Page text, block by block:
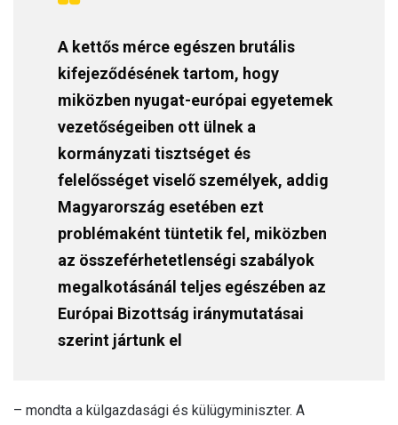
A kettős mérce egészen brutális
kifejeződésének tartom, hogy
miközben nyugat-európai egyetemek
vezetőségeiben ott ülnek a
kormányzati tisztséget és
felelősséget viselő személyek, addig
Magyarország esetében ezt
problémaként tüntetik fel, miközben
az összeférhetetlenségi szabályok
megalkotásánál teljes egészében az
Európai Bizottság iránymutatásai
szerint jártunk el
– mondta a külgazdasági és külügyminiszter. A